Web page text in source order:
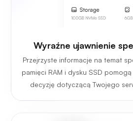
Wyraźne ujawnienie
Przejrzyste informacje na temat
pamięci RAM i dysku SSD
decyzję dotyczącą Twojego